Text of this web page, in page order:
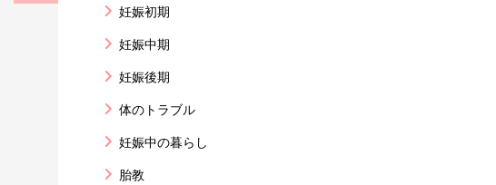
妊娠初期
妊娠中期
妊娠後期
体のトラブル
妊娠中の暮らし
胎教